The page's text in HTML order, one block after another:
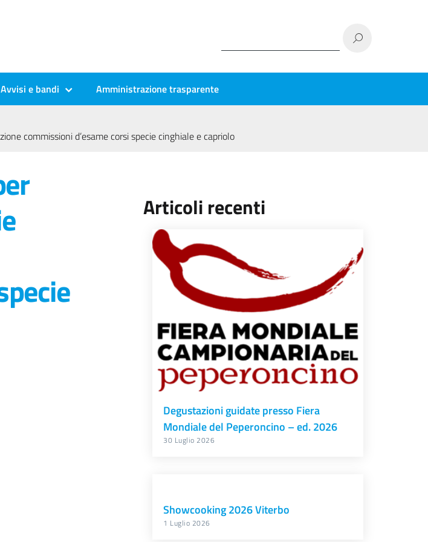
Avvisi e bandi Amministrazione trasparente
commissioni d’esame corsi specie cinghiale e capriolo
Articoli recenti
Degustazioni guidate presso Fiera
Mondiale del Peperoncino – ed. 2026
30 Luglio 2026
Showcooking 2026 Viterbo
1 Luglio 2026